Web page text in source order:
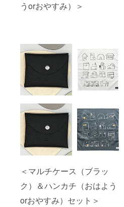
うorおやすみ）＞
＜マルチケース（ブラッ
ク）＆ハンカチ（おはよう
orおやすみ）セット＞